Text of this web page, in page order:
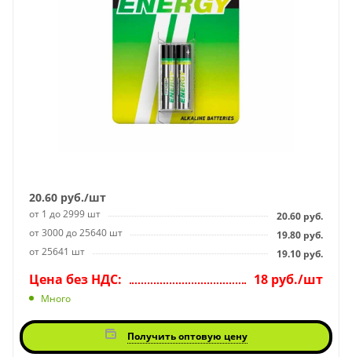
20.60 руб./шт
от 1 до 2999 шт 20.60 руб.
от 3000 до 25640 шт
19.80 руб.
от 25641 шт
19.10 руб.
Цена без НДС: 18 руб./шт
Много
Получить оптовую цену